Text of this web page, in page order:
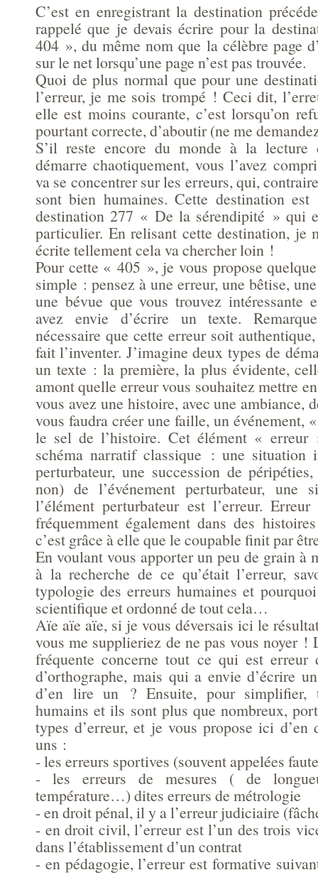
C’est en enregistrant la destination
rappelé que je devais écrire pour la
404 », du même nom que la célèbre page
sur le net lorsqu’une page n’est pas trouvée.
Quoi de plus normal que pour une
l’erreur, je me sois trompé ! Ceci dit,
elle est moins courante, c’est lorsqu’on
pourtant correcte, d’aboutir (ne me
S’il reste encore du monde à la lecture
démarre chaotiquement, vous l’avez
va se concentrer sur les erreurs, qui,
sont bien humaines. Cette destination
destination 277 « De la sérendipité » qui
particulier. En relisant cette destination, je
écrite tellement cela va chercher loin !
Pour cette « 405 », je vous propose
simple : pensez à une erreur, une bêtise,
une bévue que vous trouvez intéressante
avez envie d’écrire un texte.
nécessaire que cette erreur soit
fait l’inventer. J’imagine deux types de
un texte : la première, la plus évidente,
amont quelle erreur vous souhaitez mettre
vous avez une histoire, avec une ambiance,
vous faudra créer une faille, un événement,
le sel de l’histoire. Cet élément « erreur
schéma narratif classique : une situation
perturbateur, une succession de
non) de l’événement perturbateur, une
l’élément perturbateur est l’erreur.
fréquemment également dans des
c’est grâce à elle que le coupable finit par
En voulant vous apporter un peu de grain à
à la recherche de ce qu’était l’erreur,
typologie des erreurs humaines et
scientifique et ordonné de tout cela…
Aïe aïe aïe, si je vous déversais ici le
vous me supplieriez de ne pas vous noyer !
fréquente concerne tout ce qui est erreur
d’orthographe, mais qui a envie d’écrire
d’en lire un ? Ensuite, pour simplifier,
humains et ils sont plus que nombreux,
types d’erreur, et je vous propose ici d’en
uns :
- les erreurs sportives (souvent appelées
- les erreurs de mesures ( de
température…) dites erreurs de métrologie
- en droit pénal, il y a l’erreur judiciaire
- en droit civil, l’erreur est l’un des trois
dans l’établissement d’un contrat
- en pédagogie, l’erreur est formative